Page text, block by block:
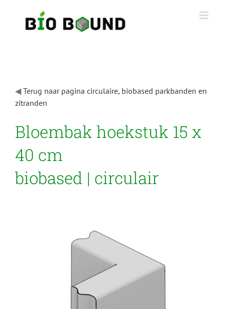
◀Terug naar pagina circulaire, biobased parkbanden en
zitranden
Bloembak hoekstuk 15 x
40 cm
biobased | circulair